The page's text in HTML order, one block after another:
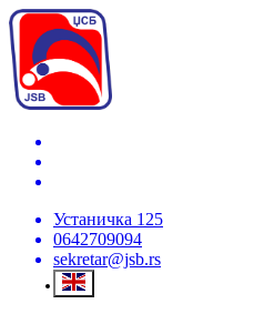
Устаничка 125
0642709094
sekretar@jsb.rs